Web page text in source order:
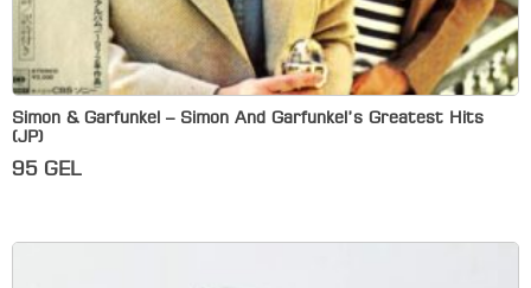
Simon & Garfunkel – Simon And Garfunkel’s Greatest Hits
(JP)
95 GEL